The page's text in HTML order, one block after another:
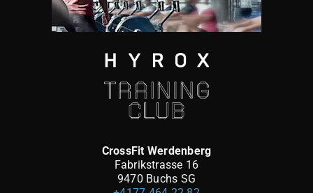
CrossFit Werdenberg
Fabrikstrasse 16
9470 Buchs SG